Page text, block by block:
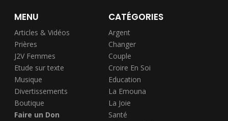
MENU
Articles & Vidéos
Prières
J2V Femmes
Etude sur texte
Musique
Divertissements
Boutique
Faire un Don
CATÉGORIES
Argent
Changer
Couple
Croire En Soi
Education
La Emouna
La Joie
Santé